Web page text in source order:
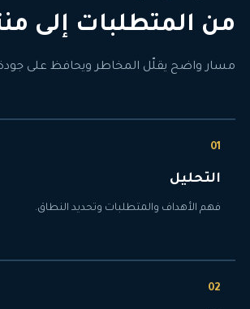
من المتطلبات إلى
مسار واضح يقلّل المخاطر ويحافظ على
التحليل
فهم الأهداف والمتطلبات وتحديد النطاق.